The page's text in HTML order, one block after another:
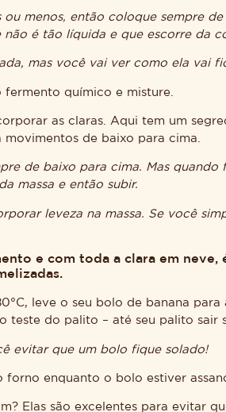
menos, então coloque sempre
é tão líquida e que escorre da
mas você vai ver como ela vai
químico e misture.
as claras. Aqui tem um
de baixo para cima.
de baixo para cima. Mas
massa e então subir.
leveza na massa. Se você
e com toda a clara em neve,
leve o seu bolo de banana
teste do palito – até seu palito sair
evitar que um bolo fique solado!
enquanto o bolo estiver
Elas são excelentes para evitar